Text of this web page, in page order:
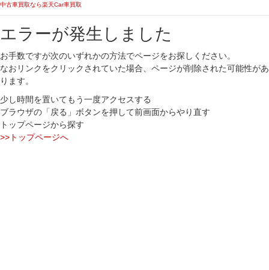
中古車買取なら楽天Car車買取
エラーが発生しました
お手数ですが次のいずれかの方法でページをお探しください。
なおリンクをクリックされていた場合、ページが削除された可能性があ
ります。
少し時間を置いてもう一度アクセスする
ブラウザの「戻る」ボタンを押して前画面からやり直す
トップページから探す
>>トップページへ